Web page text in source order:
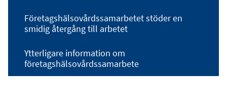
Företagshälsovårdssamarbetet stöder en
smidig återgång till arbetet
Ytterligare information om
företagshälsovårdssamarbete